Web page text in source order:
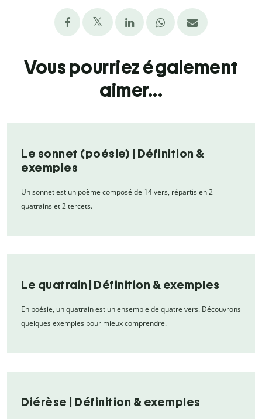
Vous pourriez également
aimer...
Le sonnet (poésie) | Définition &
exemples
Un sonnet est un poème composé de 14 vers, répartis en 2
quatrains et 2 tercets.
Le quatrain | Définition & exemples
En poésie, un quatrain est un ensemble de quatre vers. Découvrons
quelques exemples pour mieux comprendre.
Diérèse | Définition & exemples